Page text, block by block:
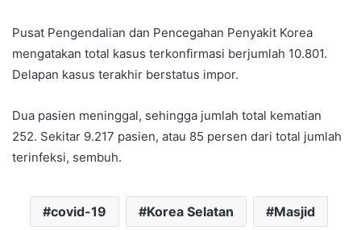
Pusat Pengendalian dan Pencegahan Penyakit Korea
mengatakan total kasus terkonfirmasi berjumlah 10.801.
Delapan kasus terakhir berstatus impor.
Dua pasien meninggal, sehingga jumlah total kematian
252. Sekitar 9.217 pasien, atau 85 persen dari total jumlah
terinfeksi, sembuh.
covid-19 Korea Selatan Masjid